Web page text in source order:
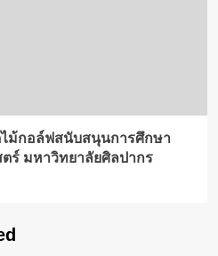
ม้กอล์ฟสนับสนุนการศึกษา
ร์ มหาวิทยาลัยศิลปากร